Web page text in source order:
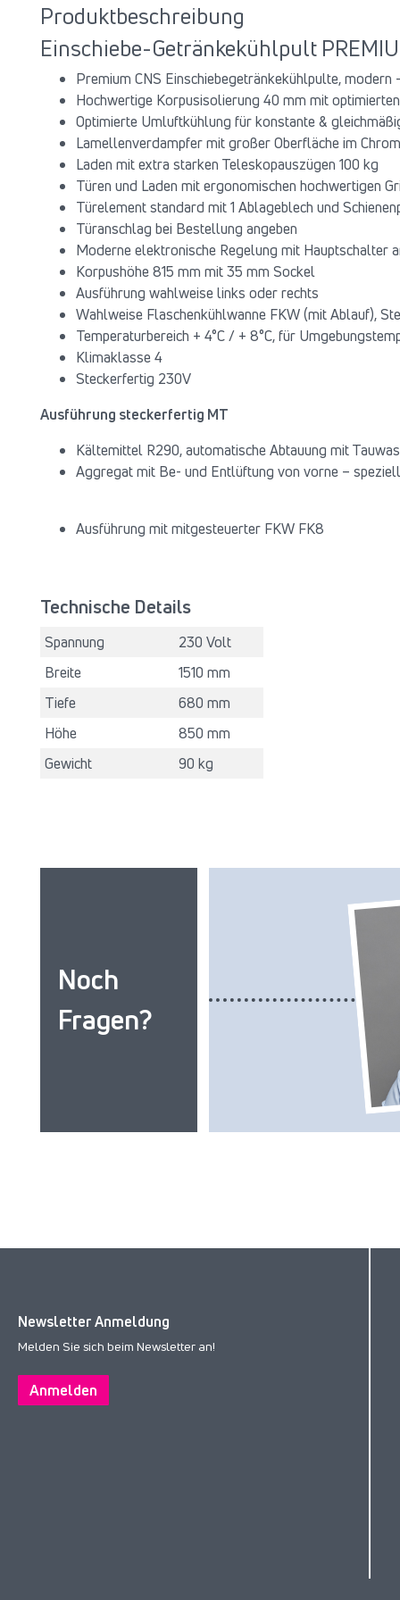
Produktbeschreibung
Einschiebe-Getränkekühlpult
Premium CNS Einschiebegetränkekühlpulte,
Hochwertige Korpusisolierung 40 mm mit
Optimierte Umluftkühlung für konstante &
Lamellenverdampfer mit großer Oberfläche im
Laden mit extra starken Teleskopauszügen 100 kg
Türen und Laden mit ergonomischen hochwertigen
Türelement standard mit 1 Ablageblech und
Türanschlag bei Bestellung angeben
Moderne elektronische Regelung mit Hauptschalter
Korpushöhe 815 mm mit 35 mm Sockel
Ausführung wahlweise links oder rechts
Wahlweise Flaschenkühlwanne FKW (mit Ablauf),
Temperaturbereich + 4°C / + 8°C, für
Klimaklasse 4
Steckerfertig 230V
Ausführung steckerfertig MT
Kältemittel R290, automatische Abtauung mit
Aggregat mit Be- und Entlüftung von vorne –
Ausführung mit mitgesteuerter FKW FK8
Technische Details
Spannung
230 Volt
Breite
1510 mm
Tiefe
680 mm
Höhe
850 mm
Gewicht
90 kg
Noch
Fragen?
Newsletter Anmeldung
Melden Sie sich beim Newsletter an!
Anmelden